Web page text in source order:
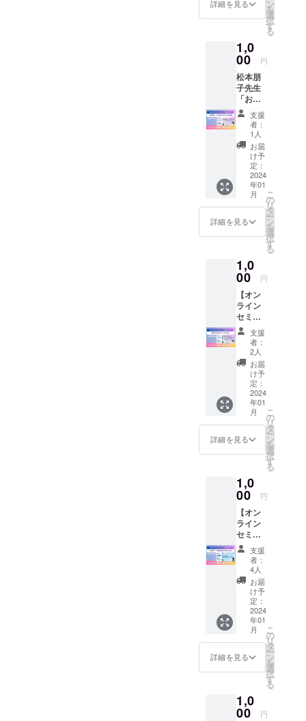
掲載
は、文
でもOK
です。
※支援
時、必
ず備考
欄に掲
載を希
望され
るお名
前（企
業名）
をご記
入くだ
さい。
像の受
け渡し
人Re
ジョブ
大阪と
メール
でやり
とりさ
せてい
ただき
ます。
クラウ
ドファ
ンディ
ング終
了後、
連絡差
し上げ
掲載
は、文
字のみ
でもOK
です。
※支援
時、必
ず備考
欄に掲
載を希
望され
るお名
前（企
業名）
をご記
入くだ
さい。
ていた
だきま
は事前
にお問
い合わ
せくだ
さい）
※開催可
能期
間：
2024年
1月～
2024年
12月 閉
じる
ついて
士）の
仕事に
・交通
費は別
途ご負
担くだ
さい。
・NPO
法人Re
ジョブ
大阪メ
ンバー
からST
や当事
が講師
として
す。 ・
詳細は
メッ
セージ
にて調
整させ
ていた
だきま
す（ご
不明点
は事前
にお問
い合わ
せくだ
さい）
能期
間：
2024年
12月
オンラ
イン交
アーカ
イブ動
画で
す。 Re
ジョブ
大阪が
毎月発
行して
いる失
語症や
高次脳
機能障
害があ
る方の
インタ
ビュー
冊子
とき」
開始か
ら52名
の方を
インタ
ビュー
してき
まし
た。
冊子は
こちら
→り
じょぶ
マガジ
ン「脳
に何か
があっ
インタ
ビュ
（イン
タ
ビュー
をうけ
た方）
をゲス
トに、
冊子で
書きき
れな
かった
お話を
す。 最
後に、
間があ
りま
詳細を見る ン
を
選
択
す
る
1,0
00 円
松本朋
子先生
「お薬
につい
て知っ
ておき
たいこ
と」 ※
こちら
は2023
年6月30
日に行
われた
オンラ
イン講
習会の
イブ動
画にな
りま
す。 お
薬の正
しい飲
み方
や、飲
み合わ
せにつ
いてな
ど知っ
ている
ようで
知らな
いこ
と、間
くさん
ありま
す。 一
般的な
知識か
ら、脳
卒中後
の再発
予防に
必要な
ことに
ついて
分かり
やすく
お話し
ます。
松本
フィー
ル 大学
支援
者：
1人
お届
け予
定：
2024
年01
月
詳細を見る
こ
の
リ
タ
ー
ン
を
選
択
す
る
1,0
00 円
【オン
ライン
セミ
ナー
アーカ
イブ動
画＋資
料】
テー
マ：脳
卒中後
の気に
なるお
薬？～
再発予
防につ
今回は
さらに
踏み込
んで、
脳卒中
の再発
予防で
処方さ
れるお
薬につ
いてお
話しし
ます。
毎日飲
んでい
るけ
ど、な
るの？
もう一
支援
者：
2人
お届
け予
定：
2024
年01
月
詳細を見る
こ
の
リ
タ
ー
ン
を
選
択
す
る
1,0
00 円
【オン
ライン
セミ
ナー
アーカ
イブ動
画＋資
料】
テー
マ：歩
行と脳
障害者
の歩行
の違い
「どう
やった
かり歩
けるの
支援
者：
4人
お届
け予
定：
2024
年01
月
詳細を見る
こ
の
リ
タ
ー
ン
を
選
択
す
る
1,0
00 円